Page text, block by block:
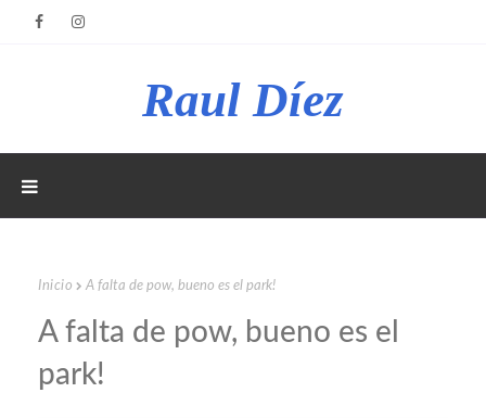
Raul Díez
Inicio A falta de pow, bueno es el park!
A falta de pow, bueno es el
park!